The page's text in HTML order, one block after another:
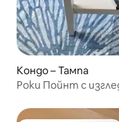
Кондо – Тампа
Роки Пойнт с